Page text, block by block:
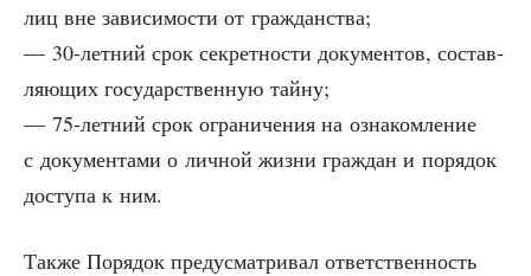
лиц вне зави­си­мо­сти от гражданства;
— 30-лет­ний срок сек­рет­но­сти доку­мен­тов, состав­
ля­ю­щих госу­дар­ствен­ную тайну;
— 75-лет­ний срок огра­ни­че­ния на озна­ком­ле­ние
с доку­мен­та­ми о лич­ной жиз­ни граж­дан и поря­док
досту­па к ним.
Так­же Поря­док преду­смат­ри­вал ответ­ствен­ность